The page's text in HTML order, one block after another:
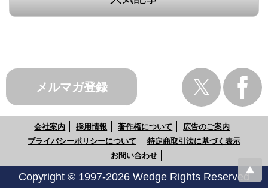
メルマガ登録
会社案内 採用情報 著作権について
広告のご案内
プライバシーポリシーについて
特定商取引法に基づく表示
お問い合わせ
Copyright © 1997-2026 Wedge Rights Reserved